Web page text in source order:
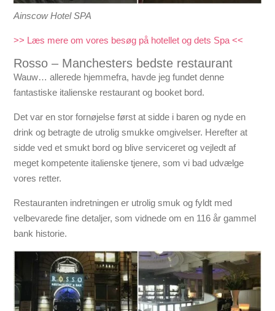
Ainscow Hotel SPA
>> Læs mere om vores besøg på hotellet og dets Spa <<
Rosso – Manchesters bedste restaurant
Wauw… allerede hjemmefra, havde jeg fundet denne
fantastiske italienske restaurant og booket bord.
Det var en stor fornøjelse først at sidde i baren og nyde en
drink og betragte de utrolig smukke omgivelser. Herefter at
sidde ved et smukt bord og blive serviceret og vejledt af
meget kompetente italienske tjenere, som vi bad udvælge
vores retter.
Restauranten indretningen er utrolig smuk og fyldt med
velbevarede fine detaljer, som vidnede om en 116 år gammel
bank historie.